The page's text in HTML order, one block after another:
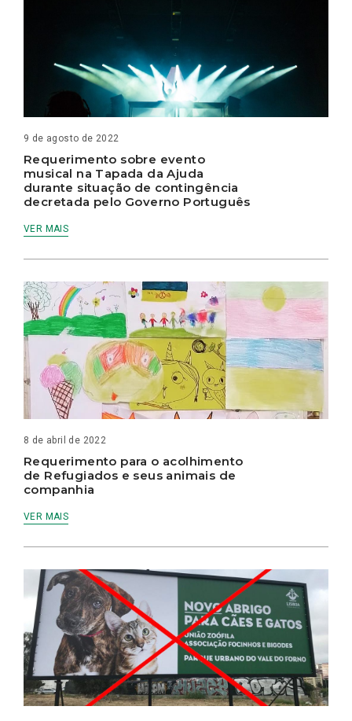
9 de agosto de 2022
Requerimento sobre evento
musical na Tapada da Ajuda
durante situação de contingência
decretada pelo Governo Português
VER MAIS
8 de abril de 2022
Requerimento para o acolhimento
de Refugiados e seus animais de
companhia
VER MAIS